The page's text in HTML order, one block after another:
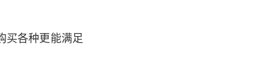
买各种更能满足